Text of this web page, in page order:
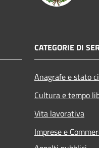
CATEGORIE DI
Anagrafe e stato
Cultura e tempo
Vita lavorativa
Imprese e